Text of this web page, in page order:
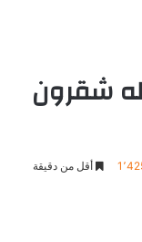
شقرون
أقل من دقيقة